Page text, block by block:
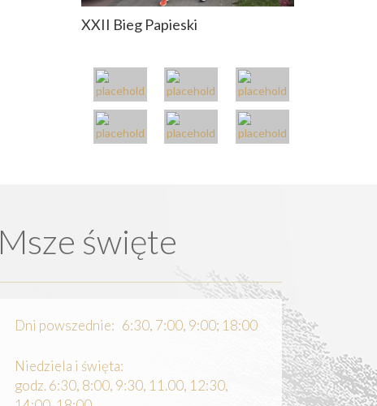
XXII Bieg Papieski
Msze święte
Dni powszednie: 6:30, 7:00, 9:00; 18:00
Niedziela i święta:
godz. 6:30, 8:00, 9:30, 11.00, 12:30,